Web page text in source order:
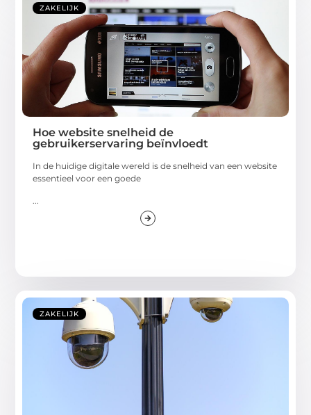
ZAKELIJK
Hoe website snelheid de
gebruikerservaring beïnvloedt
In de huidige digitale wereld is de snelheid van een website
essentieel voor een goede
ZAKELIJK